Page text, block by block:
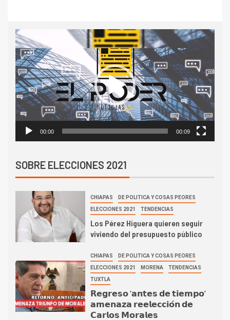
Reproductor
de
vídeo
00:00 00:09
SOBRE ELECCIONES 2021
CHIAPAS DE POLITICA Y COSAS PEORES
ELECCIONES 2021 TENDENCIAS
Los Pérez Higuera quieren seguir
viviendo del presupuesto público
CHIAPAS DE POLITICA Y COSAS PEORES
ELECCIONES 2021 MORENA TENDENCIAS
TUXTLA
𝗥𝗲𝗴𝗿𝗲𝘀𝗼 ‘𝗮𝗻𝘁𝗲𝘀 𝗱𝗲 𝘁𝗶𝗲𝗺𝗽𝗼’
𝗮𝗺𝗲𝗻𝗮𝘇𝗮 𝗿𝗲𝗲𝗹𝗲𝗰𝗰𝗶𝗼́𝗻 𝗱𝗲
𝗖𝗮𝗿𝗹𝗼𝘀 𝗠𝗼𝗿𝗮𝗹𝗲𝘀